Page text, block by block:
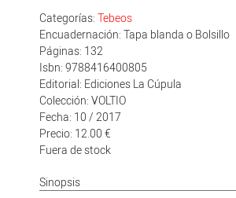
Categorías: Tebeos
Encuadernación: Tapa blanda o Bolsillo
Páginas: 132
Isbn: 9788416400805
Editorial: Ediciones La Cúpula
Colección: VOLTIO
Fecha: 10 / 2017
Precio: 12.00 €
Fuera de stock
Sinopsis